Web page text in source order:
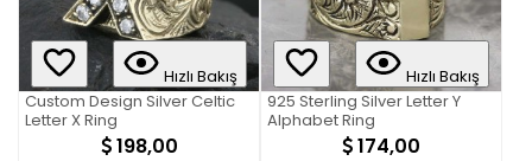
Hızlı Bakış
Custom Design Silver Celtic
Letter X Ring
198,00
Hızlı Bakış
925 Sterling Silver Letter Y
Alphabet Ring
174,00